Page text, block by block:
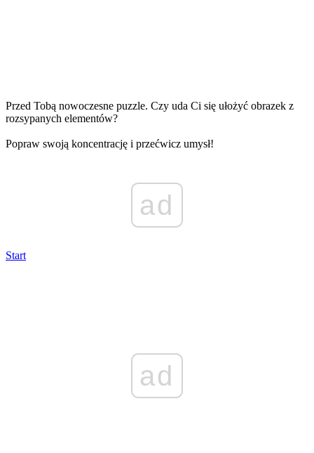
Przed Tobą nowoczesne puzzle. Czy uda Ci się ułożyć obrazek z
rozsypanych elementów?
Popraw swoją koncentrację i przećwicz umysł!
ad
Start
ad